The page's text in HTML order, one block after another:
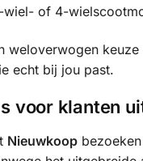
wiel- of 4-
weloverwogen
echt bij jou past.
voor klanten
Nieuwkoop